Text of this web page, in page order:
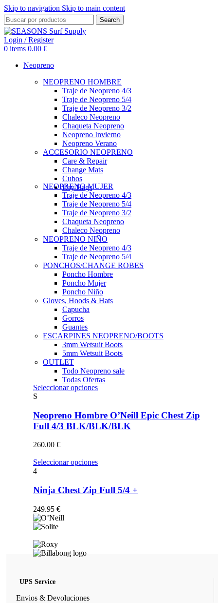
Skip to navigation Skip to main content
Search
Login / Register
0 items 0.00 €
Neopreno
NEOPRENO HOMBRE
Traje de Neopreno 4/3
Traje de Neopreno 5/4
Traje de Neopreno 3/2
Chaleco Neopreno
Chaqueta Neopreno
Neopreno Invierno
Neopreno Verano
ACCESORIO NEOPRENO
Care & Repair
Change Mats
Cubos
Dry Bags
NEOPRENO MUJER
Traje de Neopreno 4/3
Traje de Neopreno 5/4
Traje de Neopreno 3/2
Chaqueta Neopreno
Chaleco Neopreno
NEOPRENO NIÑO
Traje de Neopreno 4/3
Traje de Neopreno 5/4
PONCHOS/CHANGE ROBES
Poncho Hombre
Poncho Mujer
Poncho Niño
Gloves, Hoods & Hats
Capucha
Gorros
Guantes
ESCARPINES NEOPRENO/BOOTS
3mm Wetsuit Boots
5mm Wetsuit Boots
OUTLET
Todo Neopreno sale
Todas Ofertas
Seleccionar opcionesEste
múltiples
variantes.
Las
elegir
página
S
Neopreno Hombre O’Neill Epic Chest Zip
Full 4/3 BLK/BLK/BLK
260.00 €
Seleccionar opcionesEste
múltiples
variantes.
4
Ninja Chest Zip Full 5/4 +
249.95 €
UPS Service
Envios & Devoluciones